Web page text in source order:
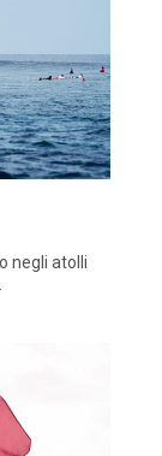
negli atolli